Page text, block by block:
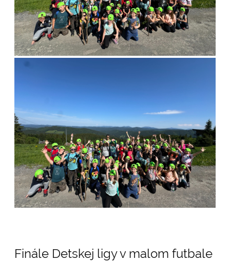
Finále Detskej ligy v malom futbale